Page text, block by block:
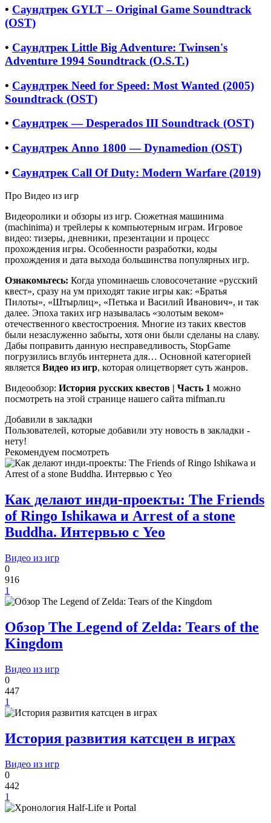
• Саундтрек GYLT – Original Game Soundtrack
(OST)
• Саундтрек Little Big Adventure: Twinsen's
Adventure 1994 Soundtrack (O.S.T.)
• Саундтрек Need for Speed: Most Wanted (2005)
Soundtrack (OST)
• Саундтрек — Desperados III Soundtrack (OST)
• Саундтрек Anno 1800 — Dynamedion (OST)
• Саундтрек Call Of Duty: Modern Warfare (2019)
Про Видео из игр
Видеоролики и обзоры из игр. Сюжетная машинима
(machinima) и трейлеры к компьютерным играм. Игровое
видео: тизеры, дневники, презентации и процесс
прохождения игры. Особенности разработки, коды
прохождения и дата выхода большинства популярных игр.
Ознакомьтесь: Когда упоминаешь словосочетание «русский
квест», сразу на ум приходят такие игры как: «Братья
Пилоты», «Штырлиц», «Петька и Василий Иванович», и так
далее. Эпоха таких игр называлась «золотым веком»
отечественного квестостроения. Многие из таких квестов
были незаслуженно забыты, хотя они были сделаны на славу.
Дабы поправить данную несправедливость, StopGame
погрузились вглубь интернета для… Основной категорией
является Видео из игр, которая олицетворяет суть жанров.
Видеообзор: История русских квестов | Часть 1 можно
посмотреть на этой странице нашего сайта mifman.ru
Добавили в закладки
Пользователей, которые добавили эту новость в закладки -
нету!
Рекомендуем посмотреть
Как делают инди-проекты: The Friends
of Ringo Ishikawa и Arrest of a stone
Buddha. Интервью с Yeo
Видео из игр
0
916
1
Обзор The Legend of Zelda: Tears of the
Kingdom
Видео из игр
0
447
1
История развития катсцен в играх
Видео из игр
0
442
1